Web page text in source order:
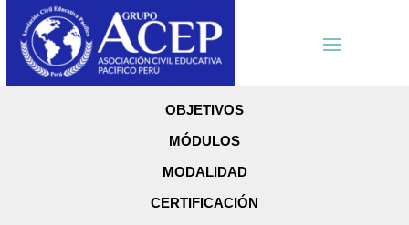
OBJETIVOS
MÓDULOS
MODALIDAD
CERTIFICACIÓN